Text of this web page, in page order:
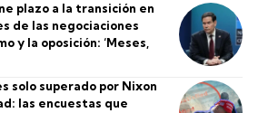
plazo a la transición en
de las negociaciones
y la oposición: ‘Meses,
solo superado por Nixon
las encuestas que